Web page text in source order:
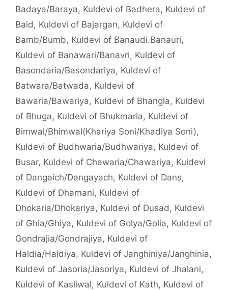
Badaya/Baraya, Kuldevi of Badhera, Kuldevi of
Baid , Kuldevi of Bajargan, Kuldevi of
Bamb/Bumb, Kuldevi of Banaudi.Banauri,
Kuldevi of Banawari/Banavri, Kuldevi of
Basondaria/Basondariya, Kuldevi of
Batwara/Batwada, Kuldevi of
Bawaria/Bawariya, Kuldevi of Bhangla, Kuldevi
of Bhuga, Kuldevi of Bhukmaria, Kuldevi of
Bimwal/Bhimwal(Khariya Soni/Khadiya Soni),
Kuldevi of Budhwaria/Budhwariya, Kuldevi of
Busar, Kuldevi of Chawaria/Chawariya, Kuldevi
of Dangaich/Dangayach, Kuldevi of Dans,
Kuldevi of Dhamani, Kuldevi of
Dhokaria/Dhokariya, Kuldevi of Dusad , Kuldevi
of Ghia/Ghiya, Kuldevi of Golya/Golia, Kuldevi of
Gondrajia/Gondrajiya, Kuldevi of
Haldia/Haldiya, Kuldevi of Janghiniya/Janghinia,
Kuldevi of Jasoria/Jasoriya, Kuldevi of Jhalani,
Kuldevi of Kasliwal, Kuldevi of Kath, Kuldevi of